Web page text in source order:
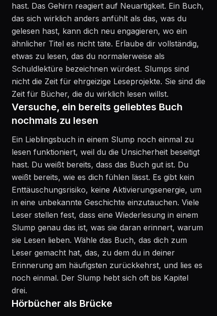
hast. Das Gehirn reagiert auf Neuartigkeit. Ein Buch,
das sich wirklich anders anfühlt als das, was du
gelesen hast, kann dich neu engagieren, wo ein
ähnlicher Titel es nicht täte. Erlaube dir vollständig,
etwas zu lesen, das du normalerweise als
Schuldlektüre bezeichnen würdest. Slumps sind
nicht die Zeit für ehrgeizige Leseprojekte. Sie sind die
Zeit für Bücher, die du wirklich lesen willst.
Versuche, ein bereits geliebtes Buch
nochmals zu lesen
Ein Lieblingsbuch in einem Slump noch einmal zu
lesen funktioniert, weil du die Unsicherheit beseitigt
hast. Du weißt bereits, dass das Buch gut ist. Du
weißt bereits, wie es dich fühlen lässt. Es gibt kein
Enttäuschungsrisiko, keine Aktivierungsenergie, um
in eine unbekannte Geschichte einzutauchen. Viele
Leser stellen fest, dass eine Wiederlesung in einem
Slump genau das ist, was sie daran erinnert, warum
sie Lesen lieben. Wähle das Buch, das dich zum
Leser gemacht hat, das, zu dem du in deiner
Erinnerung am häufigsten zurückkehrst, und lies es
noch einmal. Der Slump hebt sich oft bis Kapitel
drei.
Hörbücher als Brücke